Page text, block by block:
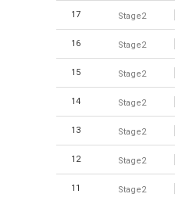
17 Stage2
16 Stage2
15 Stage2
14 Stage2
13 Stage2
12 Stage2
11 Stage2